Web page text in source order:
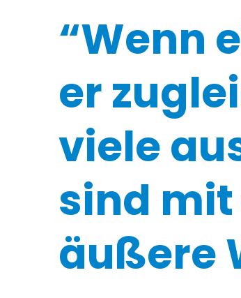
“Wenn
er
viele
sind mit
äußere